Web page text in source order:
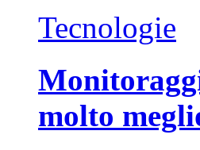
Tecnologie
molto